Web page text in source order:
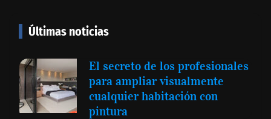
Últimas noticias
El secreto de los profesionales
para ampliar visualmente
cualquier habitación con
pintura